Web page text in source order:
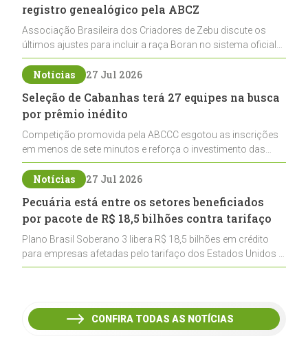
registro genealógico pela ABCZ
Associação Brasileira dos Criadores de Zebu discute os
últimos ajustes para incluir a raça Boran no sistema oficial
de registros, abrindo caminho para sua expansão na
pecuária nacional
Notícias 27 Jul 2026
Seleção de Cabanhas terá 27 equipes na busca
por prêmio inédito
Competição promovida pela ABCCC esgotou as inscrições
em menos de sete minutos e reforça o investimento das
cabanhas na seleção genética de Cavalos Crioulos voltados
ao laço
Notícias 27 Jul 2026
Pecuária está entre os setores beneficiados
por pacote de R$ 18,5 bilhões contra tarifaço
Plano Brasil Soberano 3 libera R$ 18,5 bilhões em crédito
para empresas afetadas pelo tarifaço dos Estados Unidos e
inclui a pecuária entre os setores estratégicos
CONFIRA TODAS AS NOTÍCIAS